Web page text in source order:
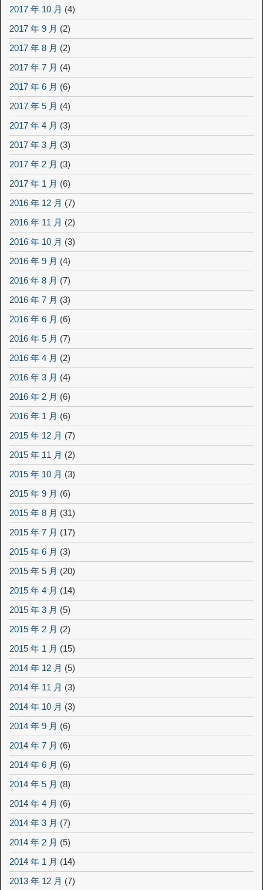
2017 年 10 月 (4)
2017 年 9 月 (2)
2017 年 8 月 (2)
2017 年 7 月 (4)
2017 年 6 月 (6)
2017 年 5 月 (4)
2017 年 4 月 (3)
2017 年 3 月 (3)
2017 年 2 月 (3)
2017 年 1 月 (6)
2016 年 12 月 (7)
2016 年 11 月 (2)
2016 年 10 月 (3)
2016 年 9 月 (4)
2016 年 8 月 (7)
2016 年 7 月 (3)
2016 年 6 月 (6)
2016 年 5 月 (7)
2016 年 4 月 (2)
2016 年 3 月 (4)
2016 年 2 月 (6)
2016 年 1 月 (6)
2015 年 12 月 (7)
2015 年 11 月 (2)
2015 年 10 月 (3)
2015 年 9 月 (6)
2015 年 8 月 (31)
2015 年 7 月 (17)
2015 年 6 月 (3)
2015 年 5 月 (20)
2015 年 4 月 (14)
2015 年 3 月 (5)
2015 年 2 月 (2)
2015 年 1 月 (15)
2014 年 12 月 (5)
2014 年 11 月 (3)
2014 年 10 月 (3)
2014 年 9 月 (6)
2014 年 7 月 (6)
2014 年 6 月 (6)
2014 年 5 月 (8)
2014 年 4 月 (6)
2014 年 3 月 (7)
2014 年 2 月 (5)
2014 年 1 月 (14)
2013 年 12 月 (7)